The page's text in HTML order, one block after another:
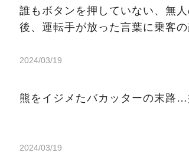
誰もボタンを押していない、無
後、運転手が放った言葉に乗客
2024/03/19
熊をイジメたバカッターの末路
2024/03/19